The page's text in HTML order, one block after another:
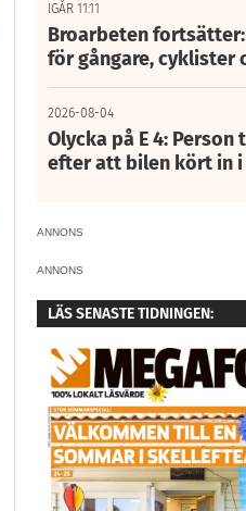
Frida Viksten har varit med och ritat upp
IGÅR 11:11
Broarbeten
för gångare, cyklister
2026-08-04
Olycka på E 4:
efter att bilen kört in
ANNONS
ANNONS
LÄS SENASTE TIDNINGEN: